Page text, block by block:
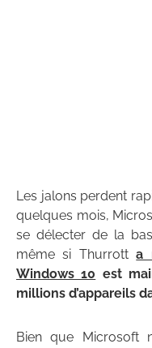
Les jalons perdent
quelques mois,
se délecter de la
même si Thurrotta
Windows 10 est
millions d’appareils
Bien que Microsoft